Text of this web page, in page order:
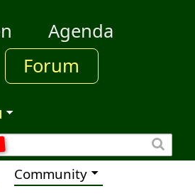
Agenda
Forum
Community